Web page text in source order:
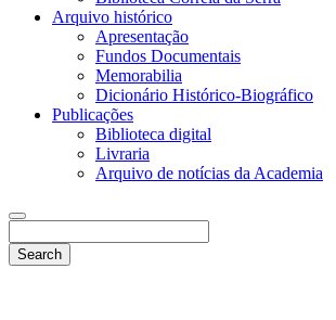
Arquivo histórico
Apresentação
Fundos Documentais
Memorabilia
Dicionário Histórico-Biográfico
Publicações
Biblioteca digital
Livraria
Arquivo de notícias da Academia